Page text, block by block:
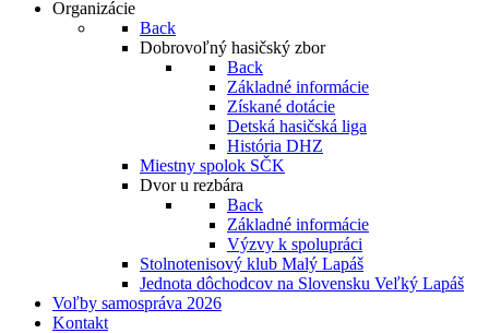
Organizácie
Back
Dobrovoľný hasičský zbor
Back
Základné informácie
Získané dotácie
Detská hasičská liga
História DHZ
Miestny spolok SČK
Dvor u rezbára
Back
Základné informácie
Výzvy k spolupráci
Stolnotenisový klub Malý Lapáš
Jednota dôchodcov na Slovensku Veľký Lapáš
Voľby samospráva 2026
Kontakt